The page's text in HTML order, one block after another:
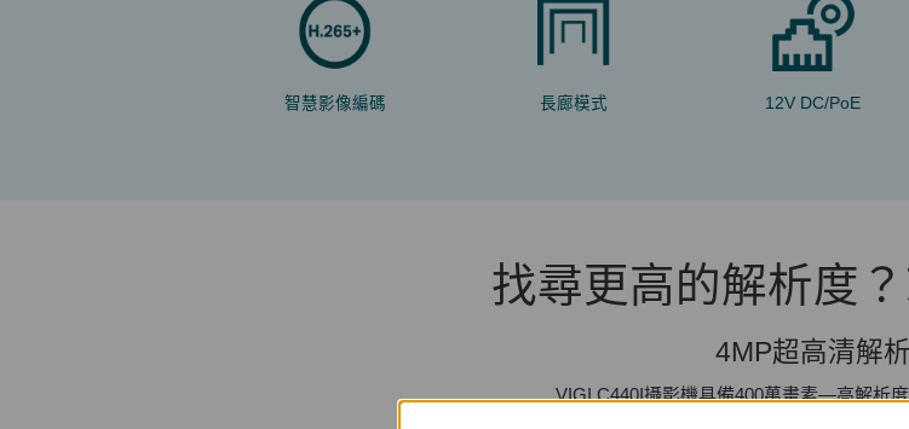
智慧影像編碼 長廊模式 12V DC/PoE
找尋更高的解析度？
4MP超高清解析
VIGI C440I攝影機具備400萬畫素—高解析